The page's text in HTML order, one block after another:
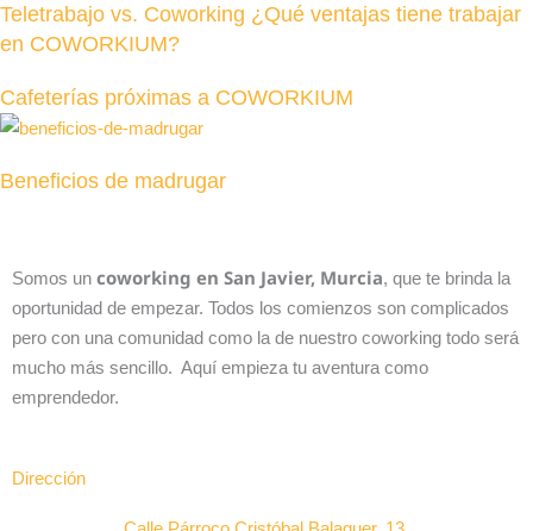
Teletrabajo vs. Coworking ¿Qué ventajas tiene trabajar
en COWORKIUM?
Cafeterías próximas a COWORKIUM
Beneficios de madrugar
Somos un coworking en San Javier, Murcia, que te brinda la
oportunidad de empezar. Todos los comienzos son complicados
pero con una comunidad como la de nuestro coworking todo será
mucho más sencillo. Aquí empieza tu aventura como
emprendedor.
Dirección